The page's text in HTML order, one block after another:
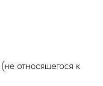
относящегося к